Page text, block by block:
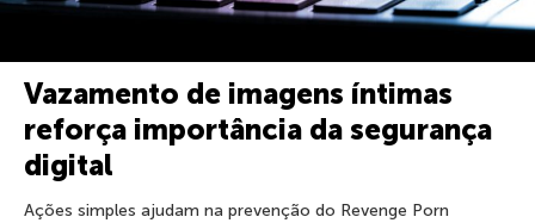
Vazamento de imagens íntimas
reforça importância da segurança
digital
Ações simples ajudam na prevenção do Revenge Porn